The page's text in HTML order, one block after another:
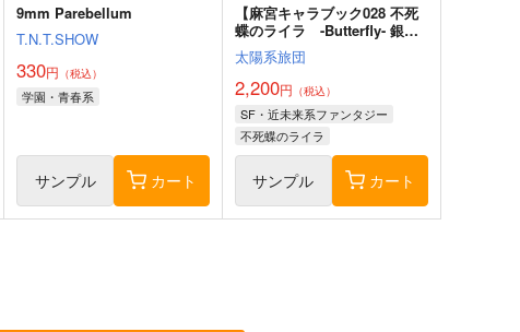
9mm Parebellum
T.N.T.SHOW
330円 （税込）
学園・青春系
サンプル カート
【麻宮キャラブック028 不死
蝶のライラ -Butterfly- 銀河
烈風 #バクシンガー より】
太陽系旅団
2,200円 （税込）
SF・近未来系ファンタジー
不死蝶のライラ
サンプル カート